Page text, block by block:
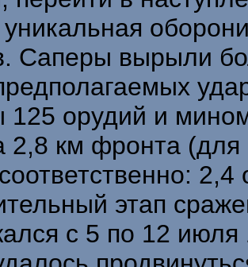
Саперы вырыли
125 орудий и
2,8 км фронта (для
этап
с 5 по 12